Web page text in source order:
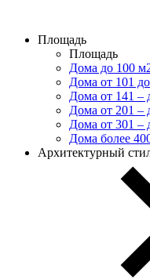
Площадь
Площадь
Дома до 100
Дома от 101
Дома от 141 –
Дома от 201 –
Дома от 301 –
Дома более
Архитектурный